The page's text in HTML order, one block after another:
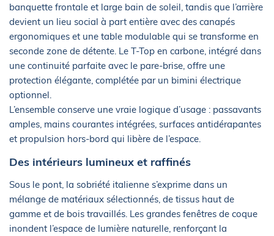
banquette frontale et large bain de soleil, tandis que l’arrière
devient un lieu social à part entière avec des canapés
ergonomiques et une table modulable qui se transforme en
seconde zone de détente. Le T-Top en carbone, intégré dans
une continuité parfaite avec le pare-brise, offre une
protection élégante, complétée par un bimini électrique
optionnel.
L’ensemble conserve une vraie logique d’usage : passavants
amples, mains courantes intégrées, surfaces antidérapantes
et propulsion hors-bord qui libère de l’espace.
Des intérieurs lumineux et raffinés
Sous le pont, la sobriété italienne s’exprime dans un
mélange de matériaux sélectionnés, de tissus haut de
gamme et de bois travaillés. Les grandes fenêtres de coque
inondent l’espace de lumière naturelle, renforçant la